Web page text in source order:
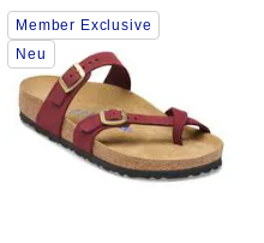
Durch
Anklicken
der
Farben
werden
die
Produktbilder
aktualisiert.
Member Exclusive
Neu